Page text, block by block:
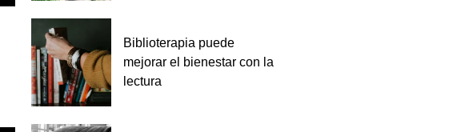
Biblioterapia puede
mejorar el bienestar con la
lectura